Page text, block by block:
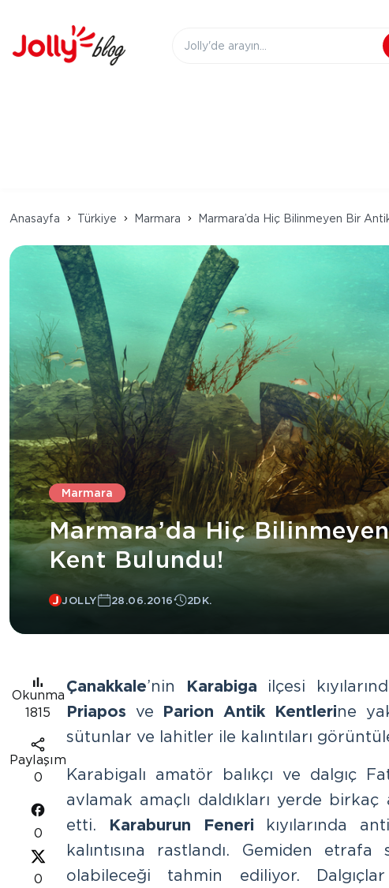
Anasayfa Türkiye Marmara Marmara’da Hiç Bilinmeyen Bir
Marmara
Marmara’da Hiç
Kent Bulundu!
JOLLY 28.06.2016 2DK.
Okunma
1815
Paylaşım
0
0
0
Çanakkale’nin Karabiga ilçesi
Priapos ve Parion Antik Kentlerine
sütunlar ve lahitler ile kalıntıları
Karabigalı amatör balıkçı ve dalgıç
avlamak amaçlı daldıkları yerde
etti. Karaburun Feneri kıyılarında
kalıntısına rastlandı. Gemiden
olabileceği tahmin ediliyor.